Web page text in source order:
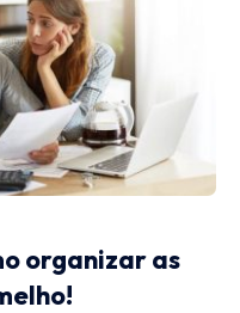
organizar as